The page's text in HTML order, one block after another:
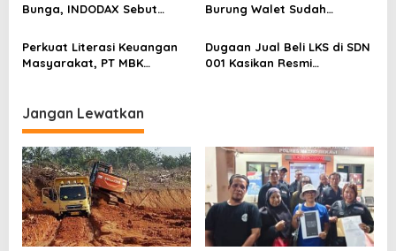
Bunga, INDODAX Sebut
Sentimen Pasar
Burung Walet Sudah
Pelapor Desak Polda Jambi
Segera Lakukan Penahanan
Perkuat Literasi Keuangan
Masyarakat, PT MBK
Dugaan Jual Beli LKS di SDN
001 Kasikan Resmi
Jangan Lewatkan